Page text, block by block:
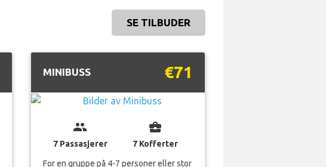
SE TILBUDER
MINIBUSS €71
group
7 Passasjerer
business_center
7 Kofferter
For en gruppe på 4-7 personer eller stor